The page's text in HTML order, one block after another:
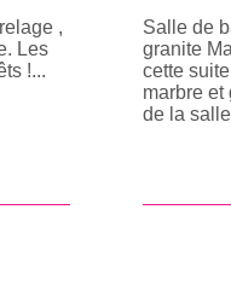
,
Les
!...
Salle de
granite
cette
marbre et
de la